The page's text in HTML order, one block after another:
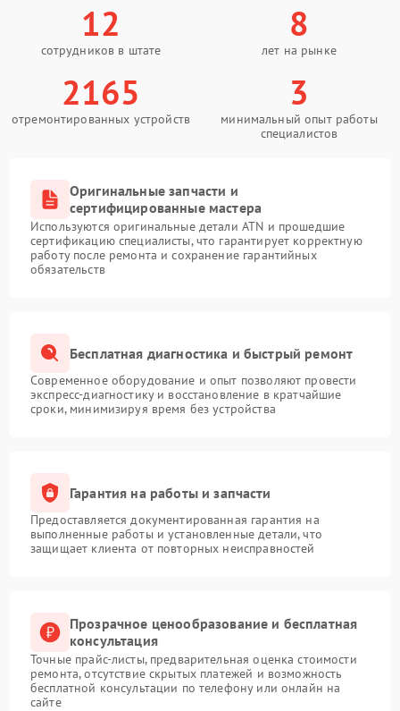
12
сотрудников в штате
8
лет на рынке
2165
отремонтированных устройств
3
минимальный опыт работы
специалистов
Оригинальные запчасти и
сертифицированные мастера
Используются оригинальные детали ATN и прошедшие
сертификацию специалисты, что гарантирует корректную
работу после ремонта и сохранение гарантийных
обязательств
Бесплатная диагностика и быстрый ремонт
Современное оборудование и опыт позволяют провести
экспресс-диагностику и восстановление в кратчайшие
сроки, минимизируя время без устройства
Гарантия на работы и запчасти
Предоставляется документированная гарантия на
выполненные работы и установленные детали, что
защищает клиента от повторных неисправностей
Прозрачное ценообразование и бесплатная
консультация
Точные прайс-листы, предварительная оценка стоимости
ремонта, отсутствие скрытых платежей и возможность
бесплатной консультации по телефону или онлайн на
сайте